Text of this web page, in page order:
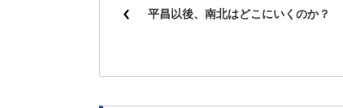
平昌以後、南北はどこにいくのか？